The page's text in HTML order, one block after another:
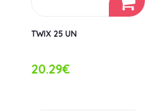
TWIX 25 UN
20.29€